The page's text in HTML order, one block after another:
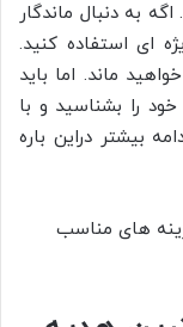
به دنبال ماندگار
ای استفاده کنید.
ماند. اما باید
را بشناسید و با
بیشتر دراین باره
های مناسب